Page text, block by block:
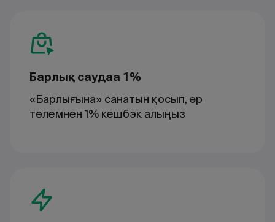
Барлық саудаға 1%
«Барлығына» санатын қосып, әр
төлемнен 1% кешбэк алыңыз